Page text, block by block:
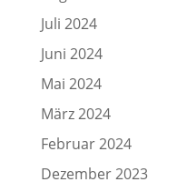
Juli 2024
Juni 2024
Mai 2024
März 2024
Februar 2024
Dezember 2023